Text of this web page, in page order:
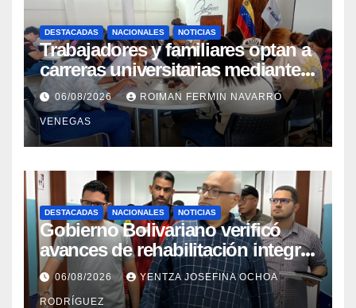
DESTACADAS NACIONALES NOTICIAS
Trabajadores y familiares optan a
carreras universitarias mediante
convenio entre MinSalud y la
UCV
06/08/2026 ROIMAN FERMIN NAVARRO
VENEGAS
DESTACADAS NACIONALES NOTICIAS
Gobierno Bolivariano verificó
avances de rehabilitación integral
en el Hospital Dr. José María
Vargas
06/08/2026 YENTZA JOSEFINA OCHOA
RODRÍGUEZ